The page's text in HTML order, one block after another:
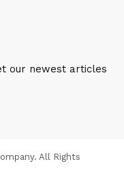
our newest articles
All Rights